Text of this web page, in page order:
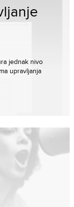
jednak nivo
upravljanja